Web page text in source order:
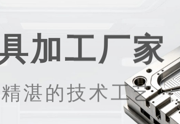
加工厂家
湛的技术工艺